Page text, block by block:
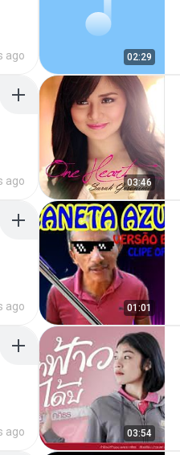
ago 02:29
ago 03:46
ago 01:01
ago 03:54